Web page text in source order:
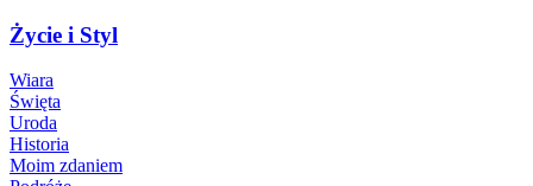
Życie i Styl
Wiara
Święta
Uroda
Historia
Moim zdaniem